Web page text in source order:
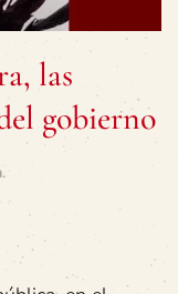
las
gobierno
.